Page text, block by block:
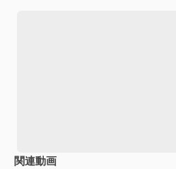
関連動画